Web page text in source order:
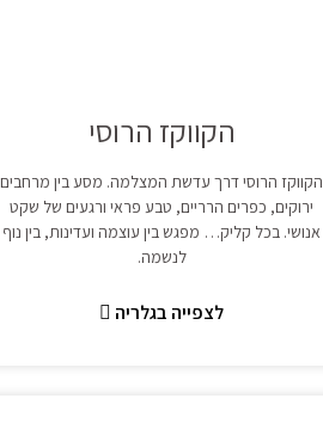
הקווקז הרוסי
הקווקז הרוסי דרך עדשת המצלמה. מסע בין מרחבים
ירוקים, כפרים הרריים, טבע פראי ורגעים של שקט
אנושי. בכל קליק… מפגש בין עוצמה ועדינות, בין נוף
לנשמה.
לצפייה בגלריה